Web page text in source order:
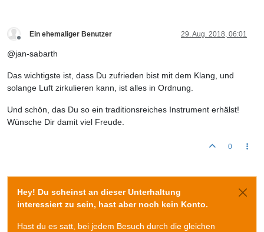
Offline
Ein ehemaliger Benutzer 29. Aug. 2018, 06:01
@jan-sabarth
Das wichtigste ist, dass Du zufrieden bist mit dem Klang, und
solange Luft zirkulieren kann, ist alles in Ordnung.
Und schön, das Du so ein traditionsreiches Instrument erhälst!
Wünsche Dir damit viel Freude.
0
Hey! Du scheinst an dieser Unterhaltung
interessiert zu sein, hast aber noch kein Konto.
Hast du es satt, bei jedem Besuch durch die gleichen